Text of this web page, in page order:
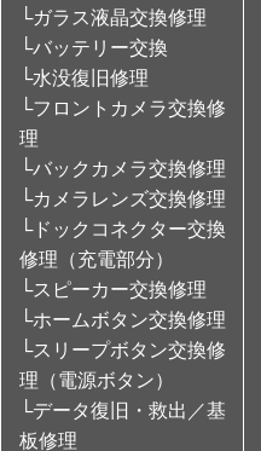
└ガラス液晶交換修理
└バッテリー交換
└水没復旧修理
└フロントカメラ交換修
理
└バックカメラ交換修理
└カメラレンズ交換修理
└ドックコネクター交換
修理（充電部分）
└スピーカー交換修理
└ホームボタン交換修理
└スリープボタン交換修
理（電源ボタン）
└データ復旧・救出／基
板修理